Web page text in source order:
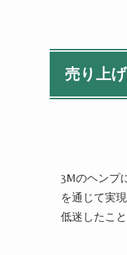
売り上
3Mのヘンプ
を通じて実
低迷したこ